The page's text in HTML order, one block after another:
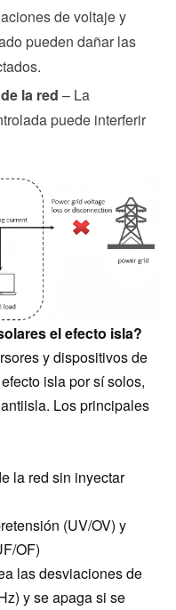
de voltaje y
pueden dañar las
la red – La
puede interferir
el efecto isla?
y dispositivos de
isla por sí solos,
Los principales
la red sin inyectar
(UV/OV) y
OF)
las desviaciones de
y se apaga si se